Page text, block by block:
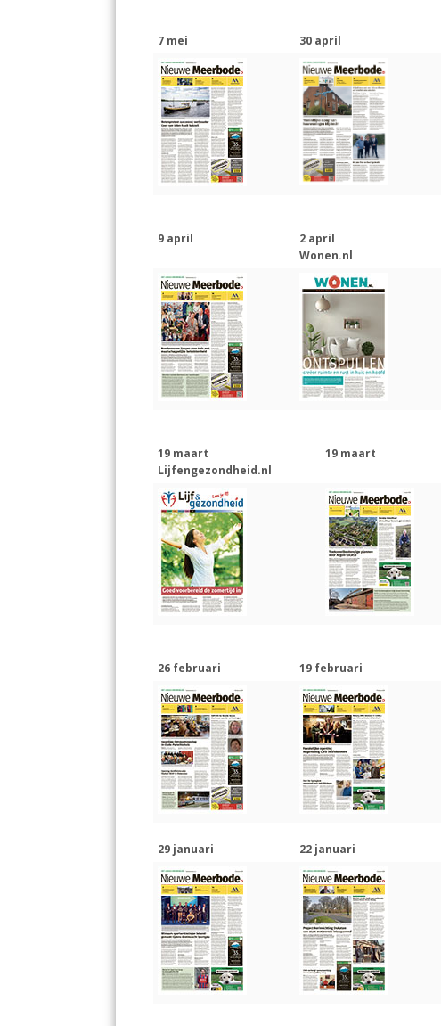
7 mei 30 april
9 april
2 april
Wonen.nl
19 maart
Lijfengezondheid.nl
19 maart
26 februari 19 februari
29 januari 22 januari